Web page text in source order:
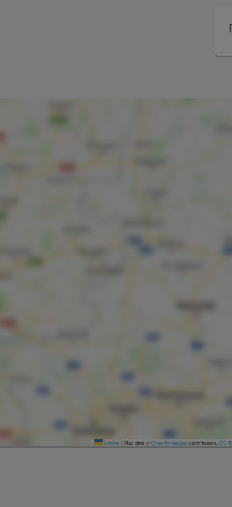
Leaflet | Map data ©OpenStreetMapcontributors, CC-